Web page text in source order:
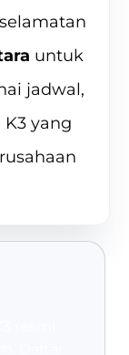
untuk
jadwal,
yang